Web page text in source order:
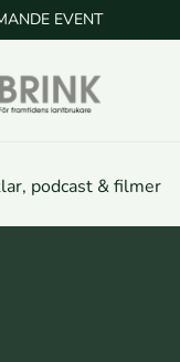
EVENT
podcast & filmer